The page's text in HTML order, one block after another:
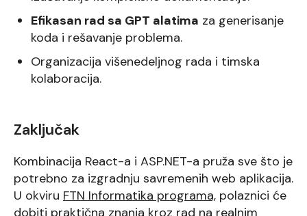
Efikasan rad sa GPT alatima za generisanje
koda i rešavanje problema.
Organizacija višenedeljnog rada i timska
kolaboracija.
Zaključak
Kombinacija React-a i ASP.NET-a pruža sve što je
potrebno za izgradnju savremenih web aplikacija.
U okviru FTN Informatika programa, polaznici će